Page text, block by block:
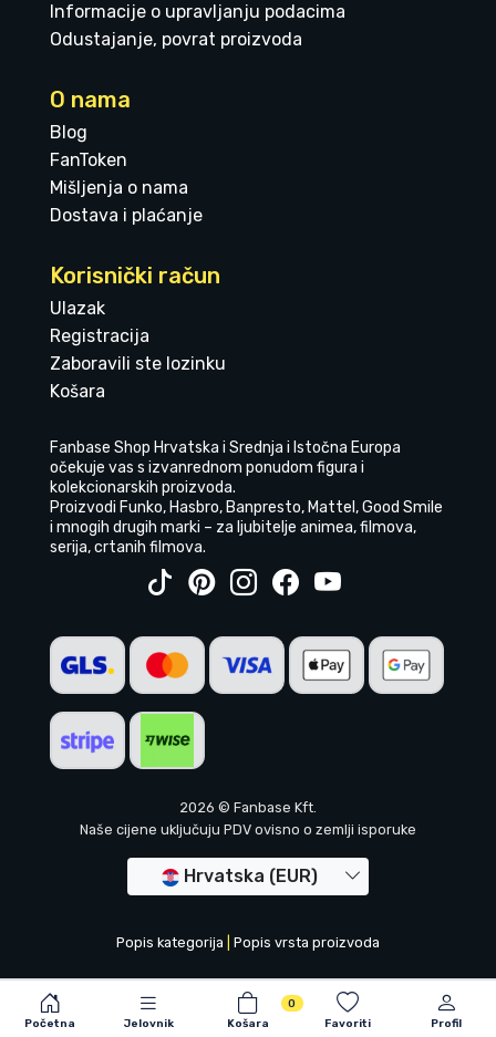
Početna Jelovnik Košara
0
Favoriti
Profil
Informacije o upravljanju podacima
Odustajanje, povrat proizvoda
O nama
Blog
FanToken
Mišljenja o nama
Dostava i plaćanje
Korisnički račun
Ulazak
Registracija
Zaboravili ste lozinku
Košara
Fanbase Shop Hrvatska i Srednja i Istočna Europa
očekuje vas s izvanrednom ponudom figura i
kolekcionarskih proizvoda.
Proizvodi Funko, Hasbro, Banpresto, Mattel, Good Smile
i mnogih drugih marki – za ljubitelje animea, filmova,
serija, crtanih filmova.
2026 © Fanbase Kft.
Naše cijene uključuju PDV ovisno o zemlji isporuke
Hrvatska (EUR)
Popis kategorija Popis vrsta proizvoda